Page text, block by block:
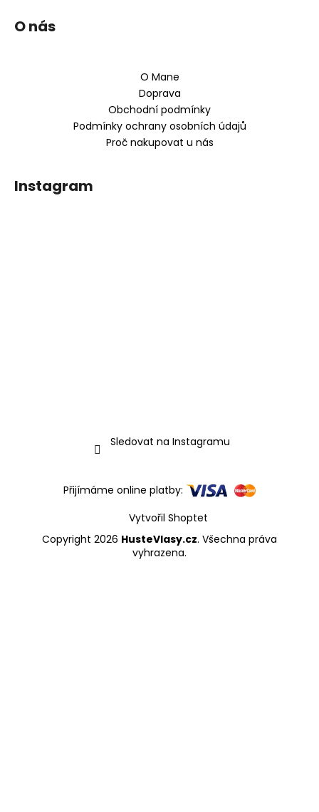
O nás
O Mane
Doprava
Obchodní podmínky
Podmínky ochrany osobních údajů
Proč nakupovat u nás
Instagram
Sledovat na Instagramu
Přijímáme online platby:
Vytvořil Shoptet
Copyright 2026 HusteVlasy.cz. Všechna práva
vyhrazena.